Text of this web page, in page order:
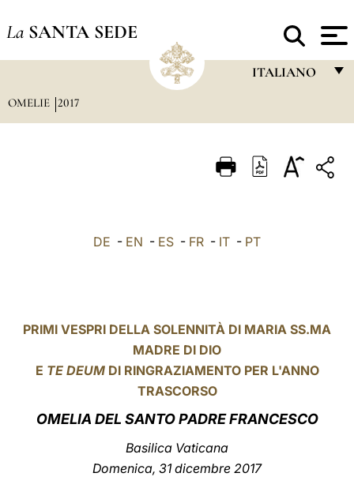
La SANTA SEDE
ITALIANO
ITALIANO
LATINE
OMELIE 2017
DE - EN - ES - FR - IT - PT
PRIMI VESPRI DELLA SOLENNITÀ DI MARIA SS.MA
MADRE DI DIO
E TE DEUM DI RINGRAZIAMENTO PER L'ANNO
TRASCORSO
OMELIA DEL SANTO PADRE FRANCESCO
Basilica Vaticana
Domenica, 31 dicembre 2017